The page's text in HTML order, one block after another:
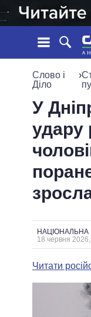
СТРІЧКА
ПОДІЇ
СТАТТІ
ДУМКИ
ОГЛЯДИ
УСІ
ВЕРХОВНА
КАБІНЕТ
ГОЛОВИ
МЕРИ
Слово і
Діло
›
У
удару
НАЦІОНАЛЬНА
18 червня
Читати